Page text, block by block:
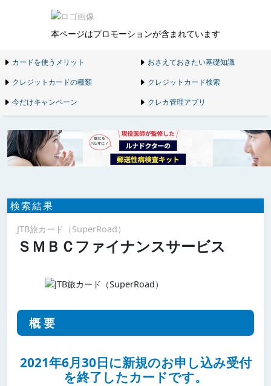
本ページはプロモーションが含まれています
カードを使うメリット
おさえておきたい基礎知識
クレジットカードの種類
クレジットカード検索
今だけキャンペーン
クレカ管理アプリ
検索結果
JTB旅カード（SuperRoad）
ＳＭＢＣファイナンスサービス
概要
2021年6月30日に新規のお申し込み受付
を終了したカードです。